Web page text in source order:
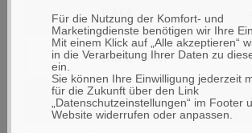
Für die Nutzung der Komfort- und
Marketingdienste benötigen wir Ihre
Mit einem Klick auf „Alle akzeptieren“
in die Verarbeitung Ihrer Daten zu
ein.
Sie können Ihre Einwilligung jederzeit
für die Zukunft über den Link
„Datenschutzeinstellungen“ im Footer
Website widerrufen oder anpassen.
RAM
filtern
nach
max.
max. RAM
Laufwerk